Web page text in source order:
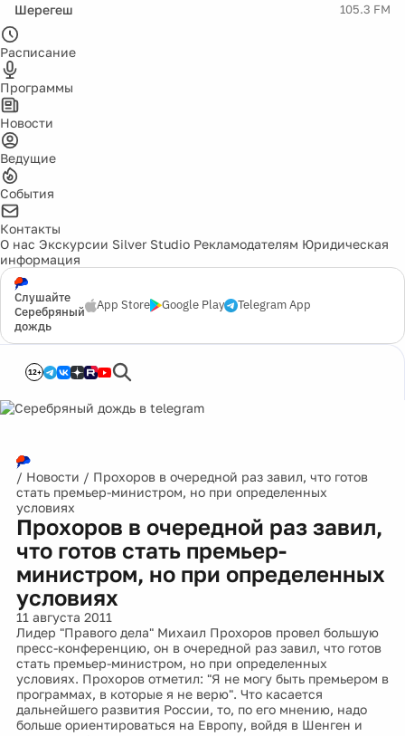
Шерегеш 105.3 FM
Расписание
Программы
Новости
Ведущие
События
Контакты
О нас Экскурсии Silver Studio Рекламодателям Юридическая
информация
Слушайте
Серебряный
дождь
App Store Google Play Telegram App
12+
/ Новости / Прохоров в очередной раз завил, что готов
стать премьер-министром, но при определенных
условиях
Прохоров в очередной раз завил,
что готов стать премьер-
министром, но при определенных
условиях
11 августа 2011
Лидер "Правого дела" Михаил Прохоров провел большую
пресс-конференцию, он в очередной раз завил, что готов
стать премьер-министром, но при определенных
условиях. Прохоров отметил: "Я не могу быть премьером в
программах, в которые я не верю". Что касается
дальнейшего развития России, то, по его мнению, надо
больше ориентироваться на Европу, войдя в Шенген и